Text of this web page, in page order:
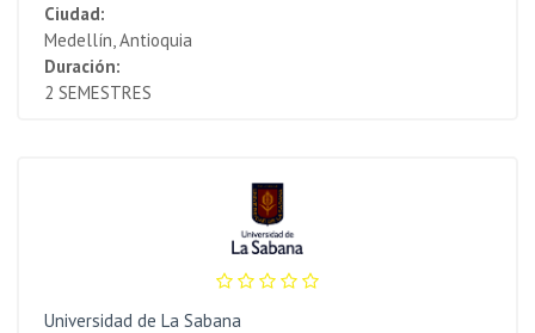
Ciudad:
Medellín, Antioquia
Duración:
2 SEMESTRES
Universidad de La Sabana